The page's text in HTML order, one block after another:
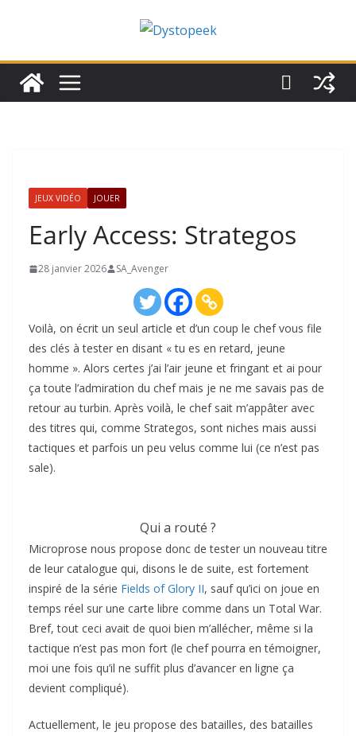
JEUX VIDÉO JOUER
Early Access: Strategos
28 janvier 2026 SA_Avenger
Voilà, on écrit un seul article et d’un coup le chef vous file
des clés à tester en disant « tu es en retard, jeune
homme ». Alors certes j’ai l’air jeune et fringant et ai pour
ça toute l’admiration du chef mais je ne me savais pas de
retour au turbin. Après voilà, le chef sait m’appâter avec
des titres qui, comme Strategos, sont niches mais aussi
tactiques et parfois un peu velus comme lui (ce n’est pas
sale).
Qui a routé ?
Microprose nous propose donc de tester un nouveau titre
de leur catalogue qui, disons le de suite, est fortement
inspiré de la série Fields of Glory II, sauf qu’ici on joue en
temps réel sur une carte libre comme dans un Total War.
Bref, tout ceci avait de quoi bien m’allécher, même si la
tactique n’est pas mon fort (le chef pourra en témoigner,
moi une fois qu’il ne suffit plus d’avancer en ligne ça
devient compliqué).
Actuellement, le jeu propose des batailles, des batailles